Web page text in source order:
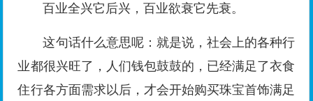
百业全兴它后兴，百业欲衰它先衰。
这句话什么意思呢：就是说，社会上的各种行
业都很兴旺了，人们钱包鼓鼓的，已经满足了衣食
住行各方面需求以后，才会开始购买珠宝首饰满足